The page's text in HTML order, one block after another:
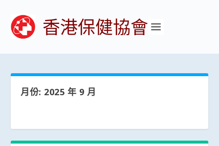
香港保健協會
月份: 2025 年 9 月